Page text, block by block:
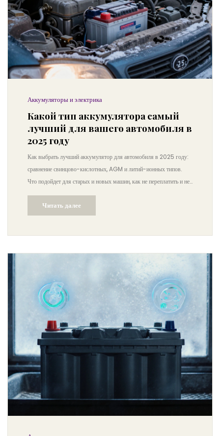
Аккумуляторы и электрика
Какой тип аккумулятора самый
лучший для вашего автомобиля в
2025 году
Как выбрать лучший аккумулятор для автомобиля в 2025 году:
сравнение свинцово-кислотных, AGM и литий-ионных типов.
Что подойдет для старых и новых машин, как не переплатить и не
остаться без машины зимой.
Читать далее